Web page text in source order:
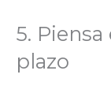
5.
plazo